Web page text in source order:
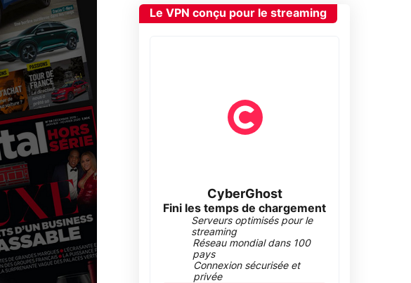
Le VPN conçu pour le streaming
CyberGhost
Fini les temps de chargement
Serveurs optimisés pour le
streaming
Réseau mondial dans 100
pays
Connexion sécurisée et
privée